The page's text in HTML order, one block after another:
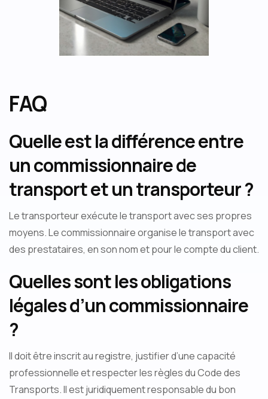
FAQ
Quelle est la différence entre
un commissionnaire de
transport et un transporteur ?
Le transporteur exécute le transport avec ses propres
moyens. Le commissionnaire organise le transport avec
des prestataires, en son nom et pour le compte du client.
Quelles sont les obligations
légales d’un commissionnaire
?
Il doit être inscrit au registre, justifier d’une capacité
professionnelle et respecter les règles du Code des
Transports. Il est juridiquement responsable du bon